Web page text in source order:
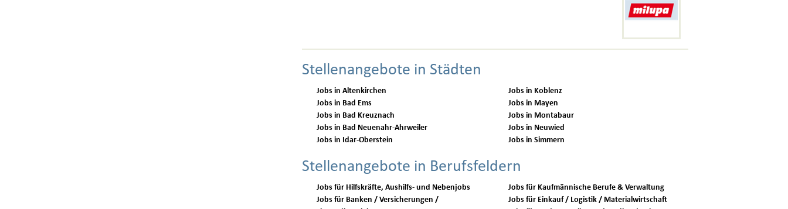
Stellenangebote in Städten
Jobs in Altenkirchen
Jobs in Bad Ems
Jobs in Bad Kreuznach
Jobs in Bad Neuenahr-Ahrweiler
Jobs in Idar-Oberstein
Jobs in Koblenz
Jobs in Mayen
Jobs in Montabaur
Jobs in Neuwied
Jobs in Simmern
Stellenangebote in Berufsfeldern
Jobs für Hilfskräfte, Aushilfs- und Nebenjobs
Jobs für Banken / Versicherungen /
Jobs für Kaufmännische Berufe & Verwaltung
Jobs für Einkauf / Logistik / Materialwirtschaft